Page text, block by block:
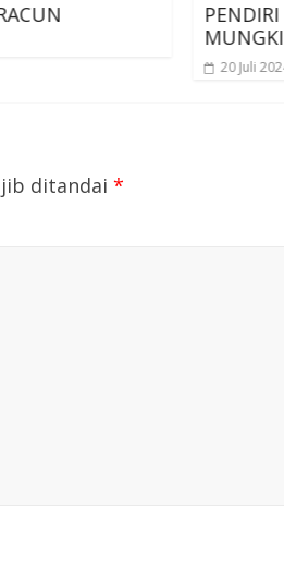
MAZHAB FIKIH BUTA
ditandai *